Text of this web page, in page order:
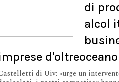
di
alcol
imprese d'oltreoceano
di Uiv: «urge un